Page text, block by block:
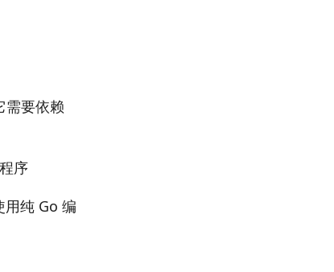
需要依赖
序
用纯 Go 编